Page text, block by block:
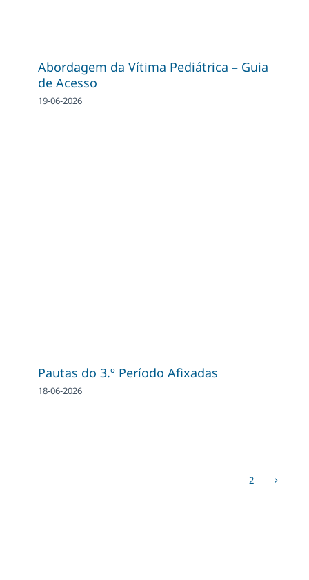
Abordagem da Vítima Pediátrica – Guia
de Acesso
19-06-2026
Pautas do 3.º Período Afixadas
18-06-2026
2